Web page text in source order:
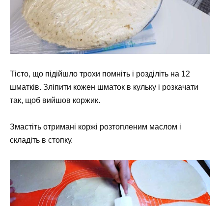
Тісто, що підійшло трохи помніть і розділіть на 12
шматків. Зліпити кожен шматок в кульку і розкачати
так, щоб вийшов коржик.
Змастіть отримані коржі розтопленим маслом і
складіть в стопку.